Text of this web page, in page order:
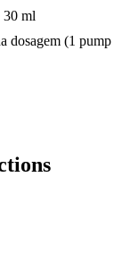
30 ml
dosagem (1 pump